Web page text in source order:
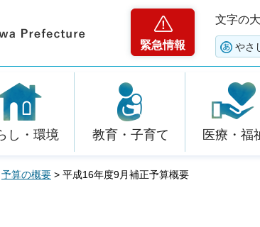
緊急情報
文字の
やさ
し・環境 教育・子育て 医療・福
予算の概要 > 平成16年度9月補正予算概要